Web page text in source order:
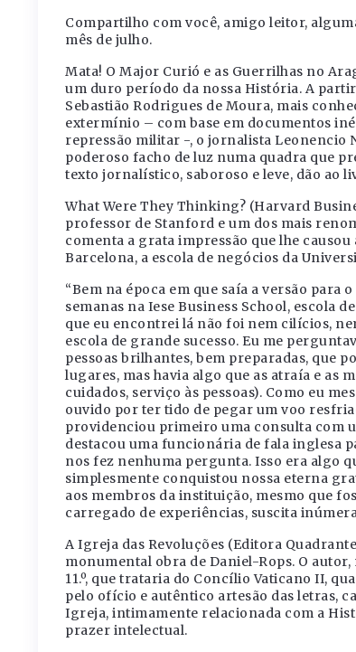
Compartilho com você, amigo leitor,
mês de julho.
Mata! O Major Curió e as Guerrilhas no
um duro período da nossa História. A
Sebastião Rodrigues de Moura, mais
extermínio – com base em documentos
repressão militar -, o jornalista Leonencio
poderoso facho de luz numa quadra que
texto jornalístico, saboroso e leve, dão ao
What Were They Thinking? (Harvard
professor de Stanford e um dos mais
comenta a grata impressão que lhe
Barcelona, a escola de negócios da
“Bem na época em que saía a versão para
semanas na Iese Business School, escola
que eu encontrei lá não foi nem cilícios,
escola de grande sucesso. Eu me
pessoas brilhantes, bem preparadas, que
lugares, mas havia algo que as atraía e as
cuidados, serviço às pessoas). Como eu
ouvido por ter tido de pegar um voo
providenciou primeiro uma consulta com
destacou uma funcionária de fala inglesa
nos fez nenhuma pergunta. Isso era algo
simplesmente conquistou nossa eterna
aos membros da instituição, mesmo que
carregado de experiências, suscita
A Igreja das Revoluções (Editora
monumental obra de Daniel-Rops. O
11.º, que trataria do Concílio Vaticano II,
pelo ofício e autêntico artesão das letras,
Igreja, intimamente relacionada com a
prazer intelectual.